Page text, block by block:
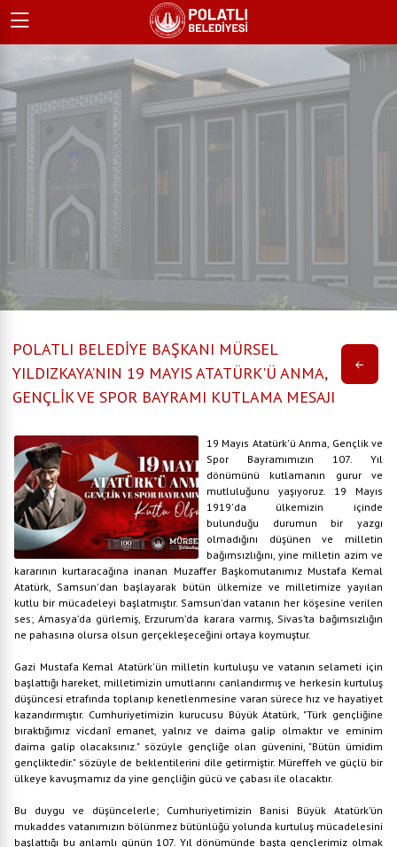
POLATLI BELEDİYE BAŞKANI MÜRSEL
YILDIZKAYA’NIN 19 MAYIS ATATÜRK'Ü ANMA,
GENÇLİK VE SPOR BAYRAMI KUTLAMA MESAJI
19 Mayıs Atatürk'ü Anma, Gençlik ve
Spor Bayramımızın 107. Yıl
dönümünü kutlamanın gurur ve
mutluluğunu yaşıyoruz. 19 Mayıs
1919'da ülkemizin içinde
bulunduğu durumun bir yazgı
olmadığını düşünen ve milletin
bağımsızlığını, yine milletin azim ve
kararının kurtaracağına inanan Muzaffer Başkomutanımız Mustafa Kemal
Atatürk, Samsun'dan başlayarak bütün ülkemize ve milletimize yayılan
kutlu bir mücadeleyi başlatmıştır. Samsun’dan vatanın her köşesine verilen
ses; Amasya’da gürlemiş, Erzurum’da karara varmış, Sivas’ta bağımsızlığın
ne pahasına olursa olsun gerçekleşeceğini ortaya koymuştur.
Gazi Mustafa Kemal Atatürk'ün milletin kurtuluşu ve vatanın selameti için
başlattığı hareket, milletimizin umutlarını canlandırmış ve herkesin kurtuluş
düşüncesi etrafında toplanıp kenetlenmesine varan sürece hız ve hayatiyet
kazandırmıştır. Cumhuriyetimizin kurucusu Büyük Atatürk, "Türk gençliğine
bıraktığımız vicdanî emanet, yalnız ve daima galip olmaktır ve eminim
daima galip olacaksınız." sözüyle gençliğe olan güvenini, "Bütün ümidim
gençliktedir." sözüyle de beklentilerini dile getirmiştir. Müreffeh ve güçlü bir
ülkeye kavuşmamız da yine gençliğin gücü ve çabası ile olacaktır.
Bu duygu ve düşüncelerle; Cumhuriyetimizin Banisi Büyük Atatürk’ün
mukaddes vatanımızın bölünmez bütünlüğü yolunda kurtuluş mücadelesini
başlattığı bu anlamlı günün 107. Yıl dönümünde başta gençlerimiz olmak